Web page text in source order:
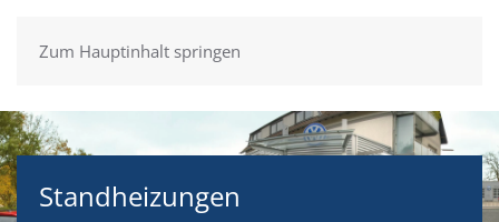
Zum Hauptinhalt springen
Standheizungen